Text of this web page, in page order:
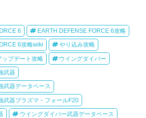
6 EARTH DEFENSE FORCE 6攻略
6攻略wiki やり込み攻略
ップデート攻略 ウイングダイバー
武器
武器データベース
武器プラズマ・フォールF20
ウイングダイバー武器データベース